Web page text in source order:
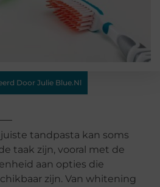
Door Julie Blue.nl
tandpasta kan soms
taak zijn, vooral met de
aan opties die
zijn. Van whitening